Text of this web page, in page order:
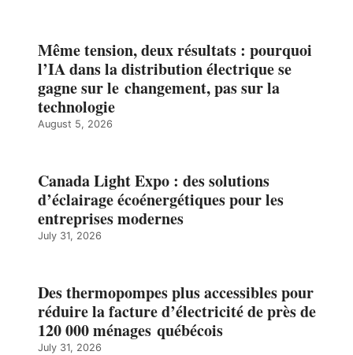
Même tension, deux résultats : pourquoi
l’IA dans la distribution électrique se
gagne sur le changement, pas sur la
technologie
August 5, 2026
Canada Light Expo : des solutions
d’éclairage écoénergétiques pour les
entreprises modernes
July 31, 2026
Des thermopompes plus accessibles pour
réduire la facture d’électricité de près de
120 000 ménages québécois
July 31, 2026